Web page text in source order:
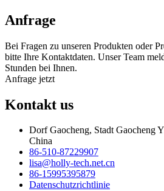
Anfrage
Bei Fragen zu unseren Produkten oder
bitte Ihre Kontaktdaten. Unser Team
Stunden bei Ihnen.
Anfrage jetzt
Kontakt us
Dorf Gaocheng, Stadt Gaocheng
China
86-510-87229907
lisa@holly-tech.net.cn
86-15995395879
Datenschutzrichtlinie